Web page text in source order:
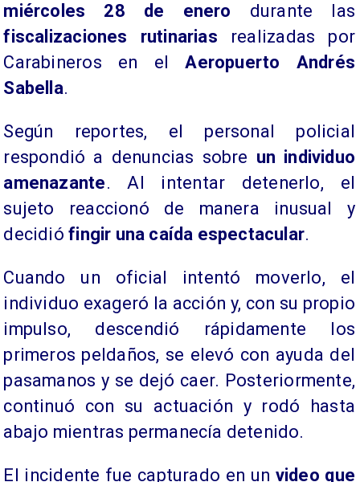
miércoles 28 de enero durante las
fiscalizaciones rutinarias realizadas por
Carabineros en elAeropuerto Andrés
Sabella.
Según reportes, el personal policial
respondió a denuncias sobre un individuo
amenazante. Al intentar detenerlo, el
sujeto reaccionó de manera inusual y
decidiófingir una caída espectacular.
Cuando un oficial intentó moverlo, el
individuo exageró la acción y, con su propio
impulso, descendió rápidamente los
primeros peldaños, se elevó con ayuda del
pasamanos y se dejó caer. Posteriormente,
continuó con su actuación y rodó hasta
abajo mientras permanecía detenido.
El incidente fue capturado en un video que